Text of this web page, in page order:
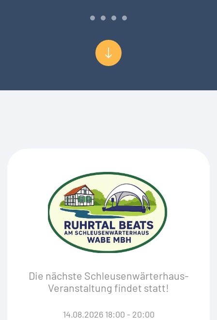
Die nächste Schleusenwärterhaus-
Veranstaltung findet statt!
14.08.2026 18:00 - 20:00